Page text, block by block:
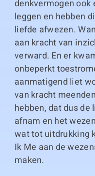
denkvermogen ook
leggen en hebben
liefde afwezen.
aan kracht van
verward. En er
onbeperkt
aanmatigend liet
van kracht
hebben, dat dus de
afnam en het
wat tot uitdrukking
Ik Me aan de
maken.